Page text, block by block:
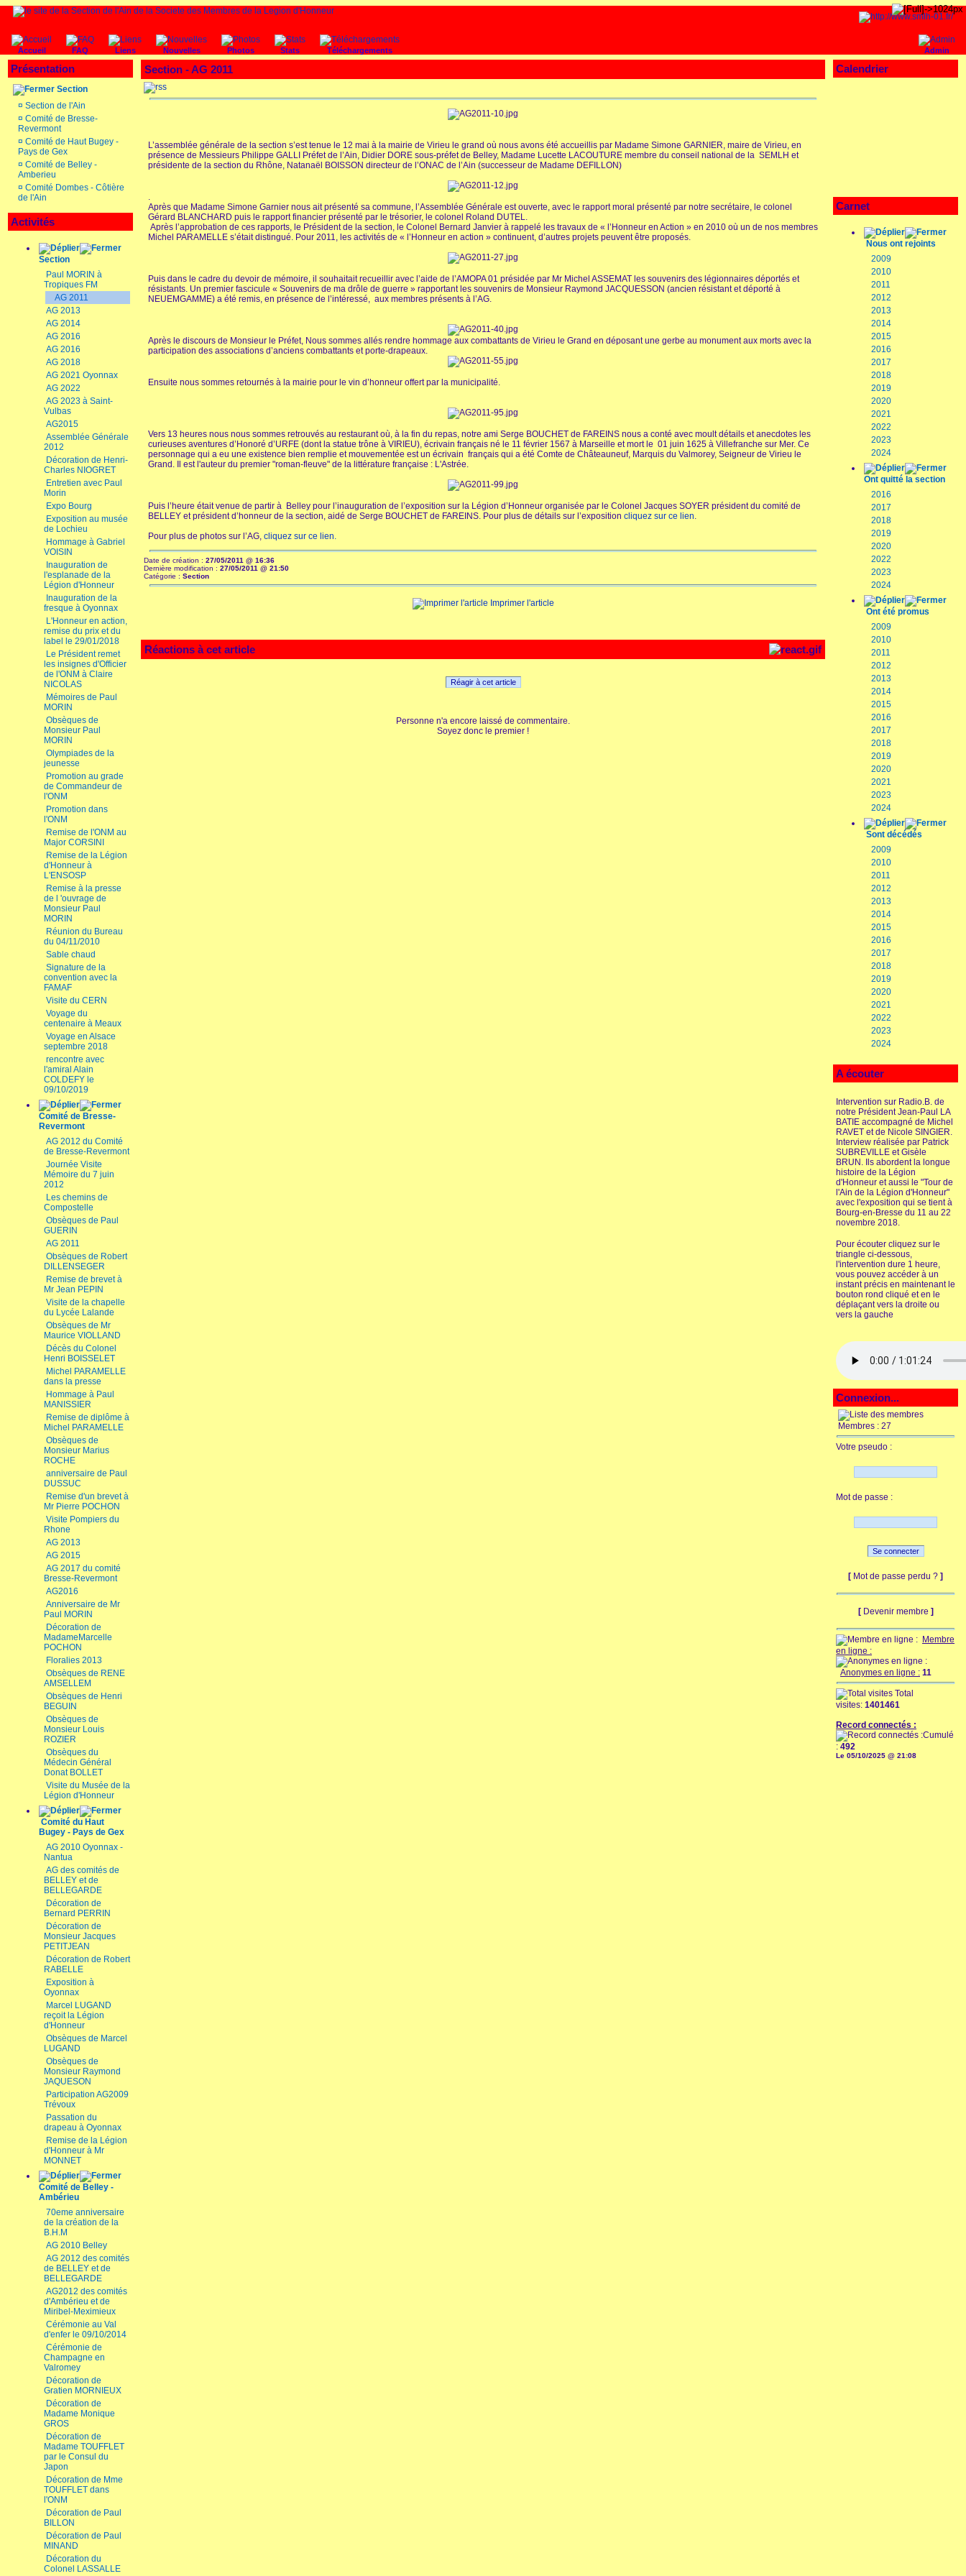
Admin
Accueil FAQ Liens Nouvelles Photos Stats Téléchargements
Présentation
Section
¤ Section de l'Ain
¤ Comité de Bresse-
Revermont
¤ Comité de Haut Bugey -
Pays de Gex
¤ Comité de Belley -
Amberieu
¤ Comité Dombes - Côtière
de l'Ain
Activités
Section
Paul MORIN à
Tropiques FM
AG 2011
AG 2013
AG 2014
AG 2016
AG 2016
AG 2018
AG 2021 Oyonnax
AG 2022
AG 2023 à Saint-
Vulbas
AG2015
Assemblée Générale
2012
Décoration de Henri-
Charles NIOGRET
Entretien avec Paul
Morin
Expo Bourg
Exposition au musée
de Lochieu
Hommage à Gabriel
VOISIN
Inauguration de
l'esplanade de la
Légion d'Honneur
Inauguration de la
fresque à Oyonnax
L'Honneur en action,
remise du prix et du
label le 29/01/2018
Le Président remet
les insignes d'Officier
de l'ONM à Claire
NICOLAS
Mémoires de Paul
MORIN
Obsèques de
Monsieur Paul
MORIN
Olympiades de la
jeunesse
Promotion au grade
de Commandeur de
l'ONM
Promotion dans
l'ONM
Remise de l'ONM au
Major CORSINI
Remise de la Légion
d'Honneur à
L'ENSOSP
Remise à la presse
de l 'ouvrage de
Monsieur Paul
MORIN
Réunion du Bureau
du 04/11/2010
Sable chaud
Signature de la
convention avec la
FAMAF
Visite du CERN
Voyage du
centenaire à Meaux
Voyage en Alsace
septembre 2018
rencontre avec
l'amiral Alain
COLDEFY le
09/10/2019
Comité de Bresse-
Revermont
AG 2012 du Comité
de Bresse-Revermont
Journée Visite
Mémoire du 7 juin
2012
Les chemins de
Compostelle
Obsèques de Paul
GUERIN
AG 2011
Obsèques de Robert
DILLENSEGER
Remise de brevet à
Mr Jean PEPIN
Visite de la chapelle
du Lycée Lalande
Obsèques de Mr
Maurice VIOLLAND
Décès du Colonel
Henri BOISSELET
Michel PARAMELLE
dans la presse
Hommage à Paul
MANISSIER
Remise de diplôme à
Michel PARAMELLE
Obsèques de
Monsieur Marius
ROCHE
anniversaire de Paul
DUSSUC
Remise d'un brevet à
Mr Pierre POCHON
Visite Pompiers du
Rhone
AG 2013
AG 2015
AG 2017 du comité
Bresse-Revermont
AG2016
Anniversaire de Mr
Paul MORIN
Décoration de
MadameMarcelle
POCHON
Floralies 2013
Obsèques de RENE
AMSELLEM
Obsèques de Henri
BEGUIN
Obsèques de
Monsieur Louis
ROZIER
Obsèques du
Médecin Général
Donat BOLLET
Visite du Musée de la
Légion d'Honneur
Comité du Haut
Bugey - Pays de Gex
AG 2010 Oyonnax -
Nantua
AG des comités de
BELLEY et de
BELLEGARDE
Décoration de
Bernard PERRIN
Décoration de
Monsieur Jacques
PETITJEAN
Décoration de Robert
RABELLE
Exposition à
Oyonnax
Marcel LUGAND
reçoit la Légion
d'Honneur
Obsèques de Marcel
LUGAND
Obsèques de
Monsieur Raymond
JAQUESON
Participation AG2009
Trévoux
Passation du
drapeau à Oyonnax
Remise de la Légion
d'Honneur à Mr
MONNET
Comité de Belley -
Ambérieu
70eme anniversaire
de la création de la
B.H.M
AG 2010 Belley
AG 2012 des comités
de BELLEY et de
BELLEGARDE
AG2012 des comités
d'Ambérieu et de
Miribel-Meximieux
Cérémonie au Val
d'enfer le 09/10/2014
Cérémonie de
Champagne en
Valromey
Décoration de
Gratien MORNIEUX
Décoration de
Madame Monique
GROS
Décoration de
Madame TOUFFLET
par le Consul du
Japon
Décoration de Mme
TOUFFLET dans
l'ONM
Décoration de Paul
BILLON
Décoration de Paul
MINAND
Décoration du
Colonel LASSALLE
Section - AG 2011
L’assemblée générale de la section s’est tenue le 12 mai à la mairie de Virieu le grand où nous avons été accueillis par Madame Simone GARNIER, maire de Virieu, en
présence de Messieurs Philippe GALLI Préfet de l’Ain, Didier DORE sous-préfet de Belley, Madame Lucette LACOUTURE membre du conseil national de la SEMLH et
présidente de la section du Rhône, Natanaël BOISSON directeur de l’ONAC de l’Ain (successeur de Madame DEFILLON)
.
Après que Madame Simone Garnier nous ait présenté sa commune, l’Assemblée Générale est ouverte, avec le rapport moral présenté par notre secrétaire, le colonel
Gérard BLANCHARD puis le rapport financier présenté par le trésorier, le colonel Roland DUTEL.
Après l’approbation de ces rapports, le Président de la section, le Colonel Bernard Janvier à rappelé les travaux de « l’Honneur en Action » en 2010 où un de nos membres
Michel PARAMELLE s’était distingué. Pour 2011, les activités de « l’Honneur en action » continuent, d’autres projets peuvent être proposés.
Puis dans le cadre du devoir de mémoire, il souhaitait recueillir avec l’aide de l’AMOPA 01 présidée par Mr Michel ASSEMAT les souvenirs des légionnaires déportés et
résistants. Un premier fascicule « Souvenirs de ma drôle de guerre » rapportant les souvenirs de Monsieur Raymond JACQUESSON (ancien résistant et déporté à
NEUEMGAMME) a été remis, en présence de l’intéressé, aux membres présents à l’AG.
Après le discours de Monsieur le Préfet, Nous sommes allés rendre hommage aux combattants de Virieu le Grand en déposant une gerbe au monument aux morts avec la
participation des associations d’anciens combattants et porte-drapeaux.
Ensuite nous sommes retournés à la mairie pour le vin d’honneur offert par la municipalité.
Vers 13 heures nous nous sommes retrouvés au restaurant où, à la fin du repas, notre ami Serge BOUCHET de FAREINS nous a conté avec moult détails et anecdotes les
curieuses aventures d’Honoré d’URFE (dont la statue trône à VIRIEU), écrivain français né le 11 février 1567 à Marseille et mort le 01 juin 1625 à Villefranche sur Mer. Ce
personnage qui a eu une existence bien remplie et mouvementée est un écrivain français qui a été Comte de Châteauneuf, Marquis du Valmorey, Seigneur de Virieu le
Grand. Il est l'auteur du premier "roman-fleuve" de la littérature française : L'Astrée.
Puis l’heure était venue de partir à Belley pour l’inauguration de l’exposition sur la Légion d’Honneur organisée par le Colonel Jacques SOYER président du comité de
BELLEY et président d’honneur de la section, aidé de Serge BOUCHET de FAREINS. Pour plus de détails sur l’exposition cliquez sur ce lien.
Pour plus de photos sur l’AG, cliquez sur ce lien.
Date de création : 27/05/2011 @ 16:36
Dernière modification : 27/05/2011 @ 21:50
Catégorie : Section
Imprimer l'article
Réactions à cet article
Réagir à cet article
Personne n'a encore laissé de commentaire.
Soyez donc le premier !
Calendrier
Carnet
Nous ont rejoints
2009
2010
2011
2012
2013
2014
2015
2016
2017
2018
2019
2020
2021
2022
2023
2024
Ont quitté la section
2016
2017
2018
2019
2020
2022
2023
2024
Ont été promus
2009
2010
2011
2012
2013
2014
2015
2016
2017
2018
2019
2020
2021
2023
2024
Sont décédés
2009
2010
2011
2012
2013
2014
2015
2016
2017
2018
2019
2020
2021
2022
2023
2024
A écouter
Intervention sur Radio.B. de
notre Président Jean-Paul LA
BATIE accompagné de Michel
RAVET et de Nicole SINGIER.
Interview réalisée par Patrick
SUBREVILLE et Gisèle
BRUN. Ils abordent la longue
histoire de la Légion
d'Honneur et aussi le "Tour de
l'Ain de la Légion d'Honneur"
avec l'exposition qui se tient à
Bourg-en-Bresse du 11 au 22
novembre 2018.
Pour écouter cliquez sur le
triangle ci-dessous,
l'intervention dure 1 heure,
vous pouvez accéder à un
instant précis en maintenant le
bouton rond cliqué et en le
déplaçant vers la droite ou
vers la gauche
Connexion...
Membres : 27
Votre pseudo :
Mot de passe :
[ Mot de passe perdu ? ]
[ Devenir membre ]
Membre
en ligne :
Anonymes en ligne : 11
Total
visites: 1401461
Record connectés :
Cumulé
: 492
Le 05/10/2025 @ 21:08